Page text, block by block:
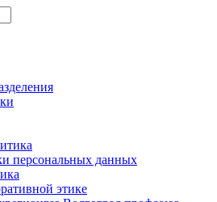
персональных данных
этике